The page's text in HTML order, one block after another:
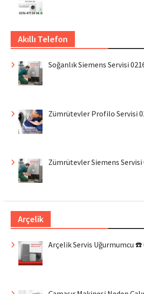
Akıllı Telefon
Soğanlık Siemens Servisi
Zümrütevler Profilo Servisi
Zümrütevler Siemens Servisi
Arçelik
Arçelik Servis Uğurmumcu ☎️